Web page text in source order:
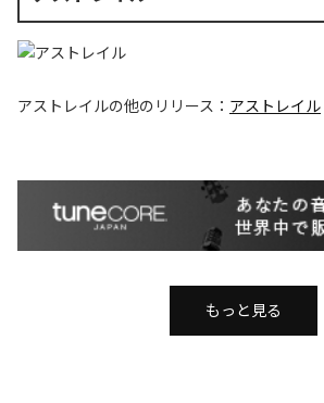
アストレイルの他のリリース： アストレイル
もっと見る